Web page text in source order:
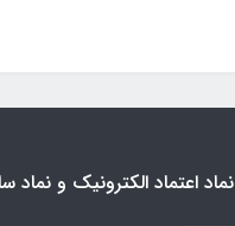
نماد اعتماد الکترونیک و نماد